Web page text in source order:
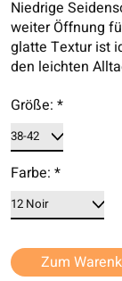
Niedrige
weiter Öffnung
glatte Textur ist
den leichten
Größe: *
Farbe: *
Zum